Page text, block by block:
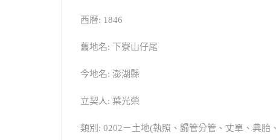
西曆: 1846
舊地名: 下寮山仔尾
今地名: 澎湖縣
立契人: 葉光榮
類別: 0202－土地(執照、歸管分管、丈單、典胎